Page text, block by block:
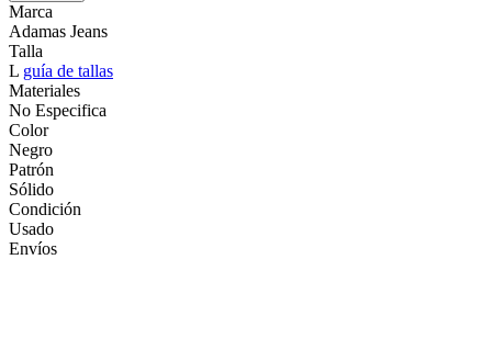
Marca
Adamas Jeans
Talla
L guía de tallas
Materiales
No Especifica
Color
Negro
Patrón
Sólido
Condición
Usado
Envíos